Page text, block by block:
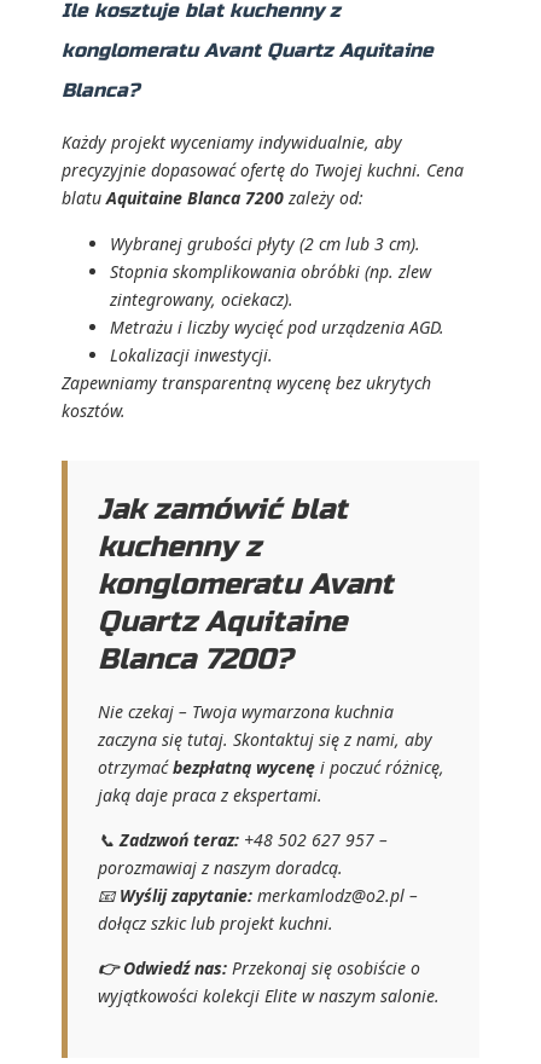
Ile kosztuje blat kuchenny z
konglomeratu Avant Quartz Aquitaine
Blanca?
Każdy projekt wyceniamy indywidualnie, aby
precyzyjnie dopasować ofertę do Twojej kuchni. Cena
blatuAquitaine Blanca 7200 zależy od:
Wybranej grubości płyty (2 cm lub 3 cm).
Stopnia skomplikowania obróbki (np. zlew
zintegrowany, ociekacz).
Metrażu i liczby wycięć pod urządzenia AGD.
Lokalizacji inwestycji.
Zapewniamy transparentną wycenę bez ukrytych
kosztów.
Jak zamówić blat
kuchenny z
konglomeratu Avant
Quartz Aquitaine
Blanca 7200?
Nie czekaj – Twoja wymarzona kuchnia
zaczyna się tutaj. Skontaktuj się z nami, aby
otrzymaćbezpłatną wycenę i poczuć różnicę,
jaką daje praca z ekspertami.
📞Zadzwoń teraz: +48 502 627 957 –
porozmawiaj z naszym doradcą.
📧Wyślij zapytanie: merkamlodz@o2.pl –
dołącz szkic lub projekt kuchni.
👉 Odwiedź nas: Przekonaj się osobiście o
wyjątkowości kolekcji Elite w naszym salonie.